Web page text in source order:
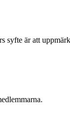
är att